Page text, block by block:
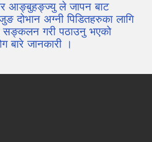
आङ्बुहङ्ज्यु ले जापन बाट
दोभान अग्नी पिडितहरुका लागि
सङ्कलन गरी पठाउनु भएको
बारे जानकारी ।